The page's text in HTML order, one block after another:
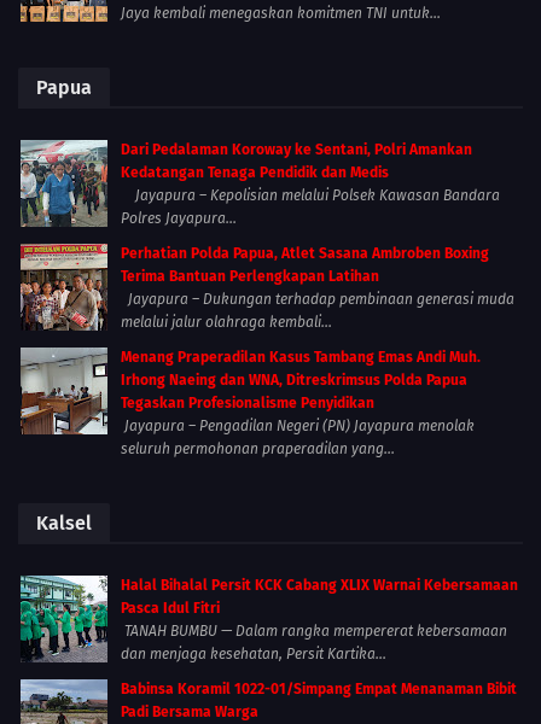
Jaya kembali menegaskan komitmen TNI untuk...
Papua
Dari Pedalaman Koroway ke Sentani, Polri Amankan
Kedatangan Tenaga Pendidik dan Medis
Jayapura – Kepolisian melalui Polsek Kawasan Bandara
Polres Jayapura...
Perhatian Polda Papua, Atlet Sasana Ambroben Boxing
Terima Bantuan Perlengkapan Latihan
Jayapura – Dukungan terhadap pembinaan generasi muda
melalui jalur olahraga kembali...
Menang Praperadilan Kasus Tambang Emas Andi Muh.
Irhong Naeing dan WNA, Ditreskrimsus Polda Papua
Tegaskan Profesionalisme Penyidikan
Jayapura – Pengadilan Negeri (PN) Jayapura menolak
seluruh permohonan praperadilan yang...
Kalsel
Halal Bihalal Persit KCK Cabang XLIX Warnai Kebersamaan
Pasca Idul Fitri
TANAH BUMBU — Dalam rangka mempererat kebersamaan
dan menjaga kesehatan, Persit Kartika...
Babinsa Koramil 1022-01/Simpang Empat Menanaman Bibit
Padi Bersama Warga